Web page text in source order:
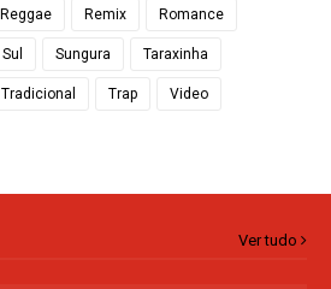
Reggae Remix Romance
Sul Sungura Taraxinha
Tradicional Trap Video
Ver tudo